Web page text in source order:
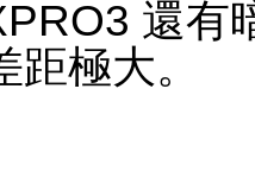
還有
極大。